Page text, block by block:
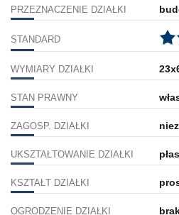
PRZEZNACZENIE DZIAŁKI
STANDARD
WYMIARY DZIAŁKI
STAN PRAWNY
ZAGOSP. DZIAŁKI
UKSZTAŁTOWANIE DZIAŁKI
KSZTAŁT DZIAŁKI
OGRODZENIE DZIAŁKI